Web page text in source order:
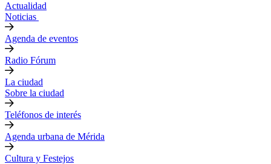
Actualidad
Noticias
Agenda de eventos
Radio Fórum
La ciudad
Sobre la ciudad
Teléfonos de interés
Agenda urbana de Mérida
Cultura y Festejos